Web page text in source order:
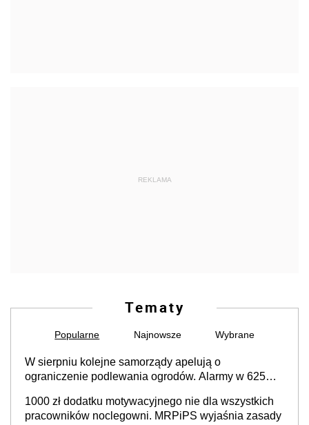
REKLAMA
Tematy
Popularne Najnowsze Wybrane
W sierpniu kolejne samorządy apelują o
ograniczenie podlewania ogrodów. Alarmy w 625
cały kraj
1000 zł dodatku motywacyjnego nie dla wszystkich
pracowników noclegowni. MRPiPS wyjaśnia zasady